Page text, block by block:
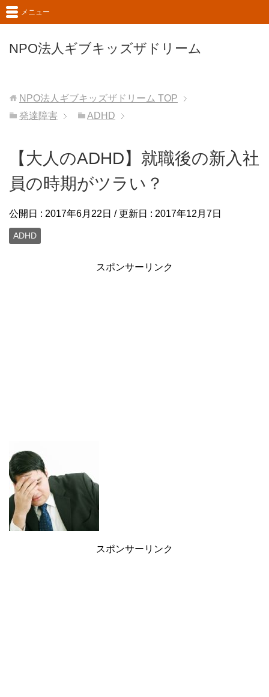
NPO法人ギブキッズザドリーム
メニュー
NPO法人ギブキッズザドリーム TOP
発達障害
ADHD
【大人のADHD】就職後の新入社
員の時期がツラい？
公開日 : 2017年6月22日 / 更新日 : 2017年12月7日
ADHD
スポンサーリンク
スポンサーリンク